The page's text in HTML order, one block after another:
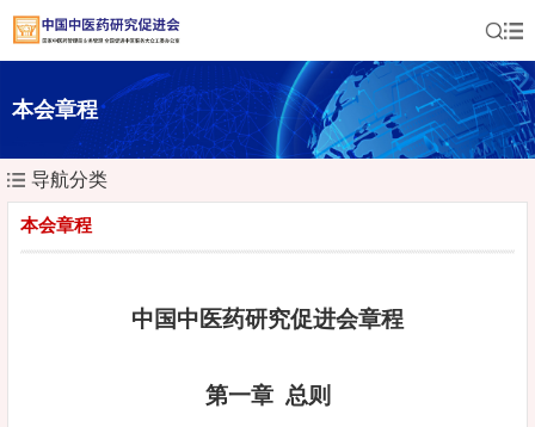
本会章程
导航分类
本会章程
中国中医药研究促进会章程
第一章 总则